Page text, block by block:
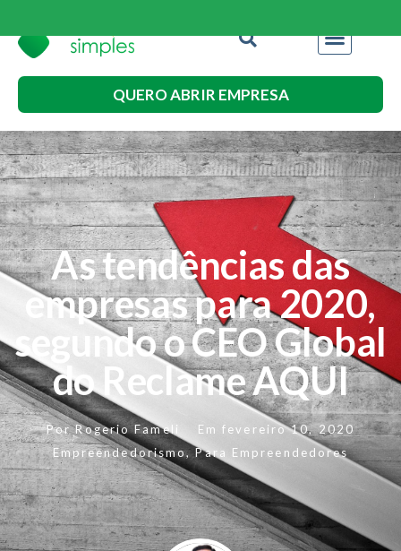
QUERO ABRIR EMPRESA
As tendências das
empresas para 2020,
segundo o CEO Global
do Reclame AQUI
PorRogerio Fameli Em fevereiro 10, 2020
Empreendedorismo,Para Empreendedores